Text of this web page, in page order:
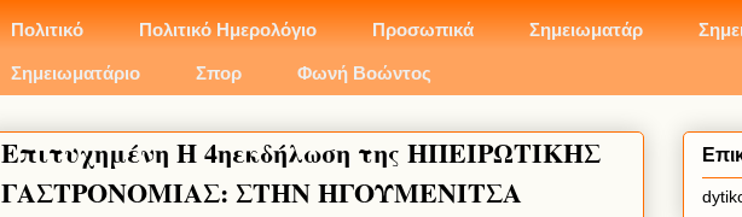
Πολιτικό Πολιτικό Ημερολόγιο Προσωπικά Σημειωματάρ
Σημειωματάριο Σπορ Φωνή Βοώντος
Επιτυχημένη Η 4ηεκδήλωση της ΗΠΕΙΡΩΤΙΚΗΣ
ΓΑΣΤΡΟΝΟΜΙΑΣ: ΣΤΗΝ ΗΓΟΥΜΕΝΙΤΣΑ